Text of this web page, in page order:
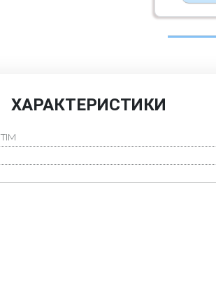
ХАРАКТЕРИСТИКИ
TIM